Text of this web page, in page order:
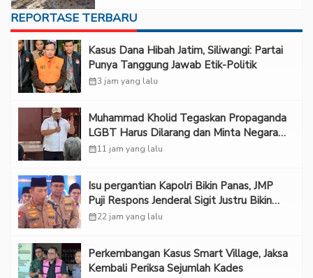
REPORTASE TERBARU
Kasus Dana Hibah Jatim, Siliwangi: Partai
Punya Tanggung Jawab Etik-Politik
calendar_month3 jam yang lalu
Muhammad Kholid Tegaskan Propaganda
LGBT Harus Dilarang dan Minta Negara
Melindungi Korban
calendar_month11 jam yang lalu
Isu pergantian Kapolri Bikin Panas, JMP
Puji Respons Jenderal Sigit Justru Bikin
“Adem”
calendar_month22 jam yang lalu
Perkembangan Kasus Smart Village, Jaksa
Kembali Periksa Sejumlah Kades